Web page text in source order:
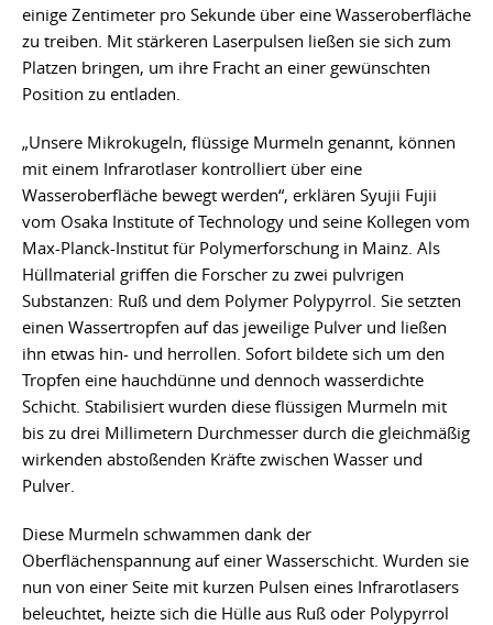
einige Zentimeter pro Sekunde über eine Wasseroberfläche
zu treiben. Mit stärkeren Laserpulsen ließen sie sich zum
Platzen bringen, um ihre Fracht an einer gewünschten
Position zu entladen.
„Unsere Mikrokugeln, flüssige Murmeln genannt, können
mit einem Infrarotlaser kontrolliert über eine
Wasseroberfläche bewegt werden“, erklären Syujii Fujii
vom Osaka Institute of Technology und seine Kollegen vom
Max-Planck-Institut für Polymerforschung in Mainz. Als
Hüllmaterial griffen die Forscher zu zwei pulvrigen
Substanzen: Ruß und dem Polymer Polypyrrol. Sie setzten
einen Wassertropfen auf das jeweilige Pulver und ließen
ihn etwas hin- und herrollen. Sofort bildete sich um den
Tropfen eine hauchdünne und dennoch wasserdichte
Schicht. Stabilisiert wurden diese flüssigen Murmeln mit
bis zu drei Millimetern Durchmesser durch die gleichmäßig
wirkenden abstoßenden Kräfte zwischen Wasser und
Pulver.
Diese Murmeln schwammen dank der
Oberflächenspannung auf einer Wasserschicht. Wurden sie
nun von einer Seite mit kurzen Pulsen eines Infrarotlasers
beleuchtet, heizte sich die Hülle aus Ruß oder Polypyrrol